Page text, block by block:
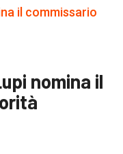
nomina il